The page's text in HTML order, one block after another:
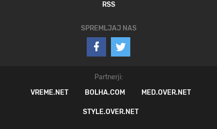
RSS
SPREMLJAJ NAS
Partnerji:
VREME.NET
BOLHA.COM MED.OVER.NET
STYLE.OVER.NET